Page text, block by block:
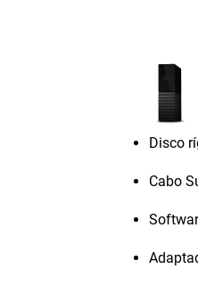
Disco
Cabo